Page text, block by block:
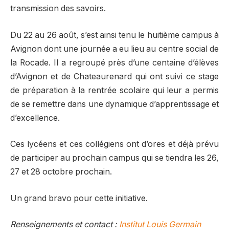
transmission des savoirs.
Du 22 au 26 août, s’est ainsi tenu le huitième campus à
Avignon dont une journée a eu lieu au centre social de
la Rocade. Il a regroupé près d’une centaine d’élèves
d’Avignon et de Chateaurenard qui ont suivi ce stage
de préparation à la rentrée scolaire qui leur a permis
de se remettre dans une dynamique d’apprentissage et
d’excellence.
Ces lycéens et ces collégiens ont d’ores et déjà prévu
de participer au prochain campus qui se tiendra les 26,
27 et 28 octobre prochain.
Un grand bravo pour cette initiative.
Renseignements et contact : Institut Louis Germain